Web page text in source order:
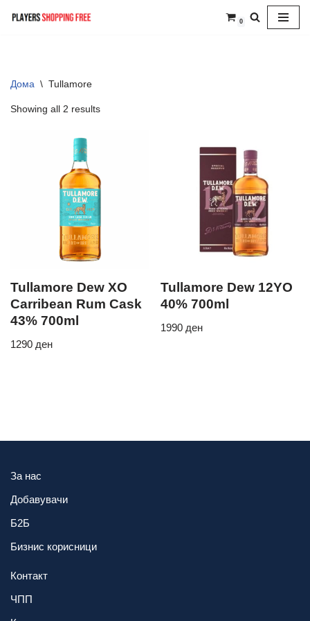
0
Дома \ Tullamore
Showing all 2 results
Tullamore Dew XO
Carribean Rum Cask
43% 700ml
1290 ден
Tullamore Dew 12YO
40% 700ml
1990 ден
За нас
Добавувачи
Б2Б
Бизнис корисници
Контакт
ЧПП